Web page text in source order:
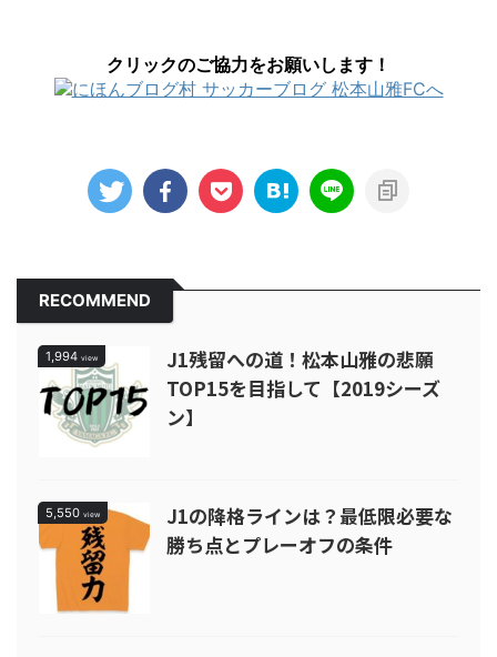
クリックのご協力をお願いします！
RECOMMEND
1,994 view
J1残留への道！松本山雅の悲願
TOP15を目指して【2019シーズ
ン】
5,550 view
J1の降格ラインは？最低限必要な
勝ち点とプレーオフの条件